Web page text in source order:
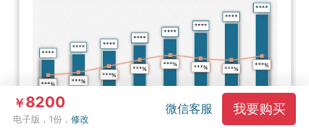
￥8200
电子版，1份，修改
微信客服 我要购买